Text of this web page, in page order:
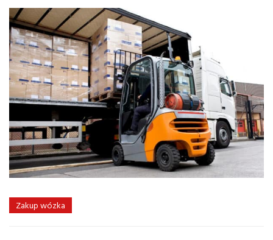
Zakup wózka